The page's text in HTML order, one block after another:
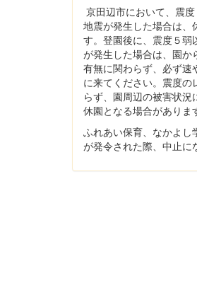
京田辺市において、震
地震が発生した場合は、
す。登園後に、震度５弱
が発生した場合は、園か
有無に関わらず、必ず速
に来てください。震度の
らず、園周辺の被害状況
休園となる場合がありま
ふれあい保育、なかよし
が発令された際、中止に